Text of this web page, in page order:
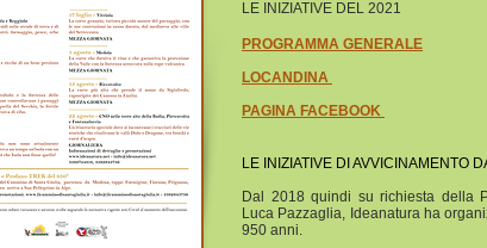
LE INIZIATIVE DEL 2021
PROGRAMMA GENERALE
LOCANDINA
PAGINA FACEBOOK
LE INIZIATIVE DI AVVICINAMENTO
Dal 2018 quindi su richiesta della
Luca Pazzaglia, Ideanatura ha
950 anni.